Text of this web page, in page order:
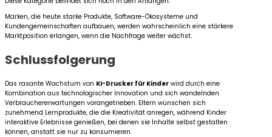
Marken, die heute starke Produkte, Software-Ökosysteme und
Kundengemeinschaften aufbauen, werden wahrscheinlich eine stärkere
Marktposition erlangen, wenn die Nachfrage weiter wächst.
Schlussfolgerung
Das rasante Wachstum von KI-Drucker für Kinder wird durch eine
Kombination aus technologischer Innovation und sich wandelnden
Verbrauchererwartungen vorangetrieben. Eltern wünschen sich
zunehmend Lernprodukte, die die Kreativität anregen, während Kinder
interaktive Erlebnisse genießen, bei denen sie Inhalte selbst gestalten
können, anstatt sie nur zu konsumieren.